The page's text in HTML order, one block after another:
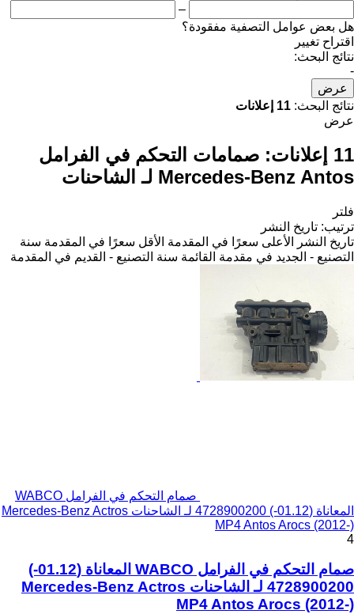
–
هل بعض عوامل التصفية مفقودة؟
اقتراح تغيير
نتائج البحث:
-
عرض
نتائج البحث: 11 إعلانات
عرض
11 إعلانات:
صمامات التحكم في الفرامل
Mercedes-Benz Antos لـ الشاحنات
فلتر
ترتيب: تاريخ النشر
تاريخ النشر
الأعلى سعرًا في المقدمة الأقل سعرًا في المقدمة سنة
التصنيع - الجديد في مقدمة القائمة سنة التصنيع - القديم في المقدمة
صمام التحكم في الفرامل WABCO
المعاناة (01.12-) 4728900200 لـ الشاحنات Mercedes-Benz Actros
MP4 Antos Arocs (2012-)
4
صمام التحكم في الفرامل WABCO المعاناة (01.12-)
4728900200 لـ الشاحنات Mercedes-Benz Actros
MP4 Antos Arocs (2012-)